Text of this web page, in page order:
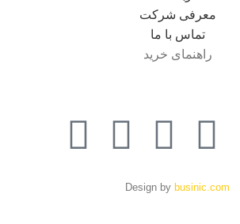
معرفی شرکت
تماس با ما
راهنمای خرید
Design by businic.com